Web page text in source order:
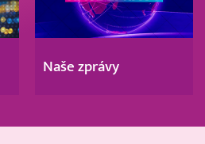
Naše zprávy